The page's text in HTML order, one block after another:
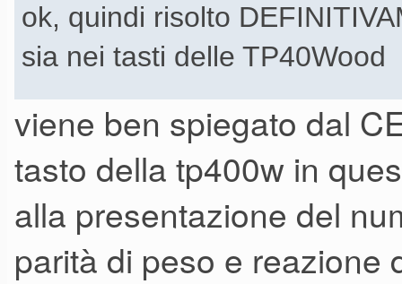
ok, quindi risolto
sia nei tasti delle TP40Wood
le TP40 wood ha uno strato
nuova TP400 wood ha solo
per un utilizzo in casa/studio
viene ben spiegato dal
tasto della tp400w in
alla presentazione del
parità di peso e reazione